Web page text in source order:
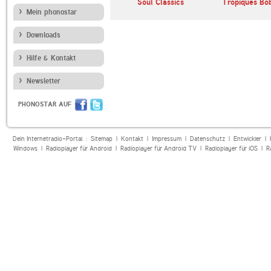
Mein phonostar
Downloads
Hilfe & Kontakt
Newsletter
PHONOSTAR AUF
NDR 2 Soul Classics Tropiques
Dein Internetradio-Portal : Sitemap| Kontakt| Impressum| Datenschutz| Entwickler|
Windows| Radioplayer für Android| Radioplayer für Android TV| Radioplayer für iOS|